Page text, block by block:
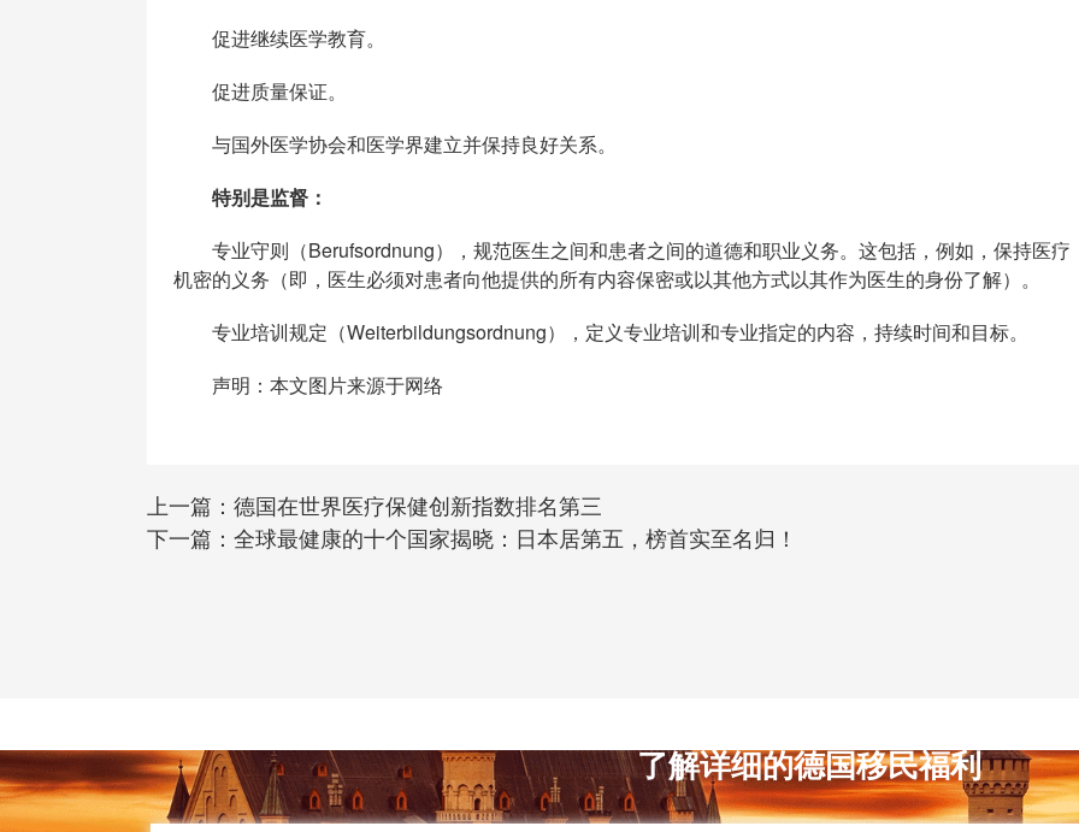
促进继续医学教育。
促进质量保证。
与国外医学协会和医学界建立并保持良好关系。
特别是监督：
专业守则（Berufsordnung），规范医生之间和患者之间的道德和职业义务。这包括，例如，保持医疗
机密的义务（即，医生必须对患者向他提供的所有内容保密或以其他方式以其作为医生的身份了解）。
专业培训规定（Weiterbildungsordnung），定义专业培训和专业指定的内容，持续时间和目标。
声明：本文图片来源于网络
上一篇： 德国在世界医疗保健创新指数排名第三
下一篇： 全球最健康的十个国家揭晓：日本居第五，榜首实至名归！
了解详细的德国移民福利